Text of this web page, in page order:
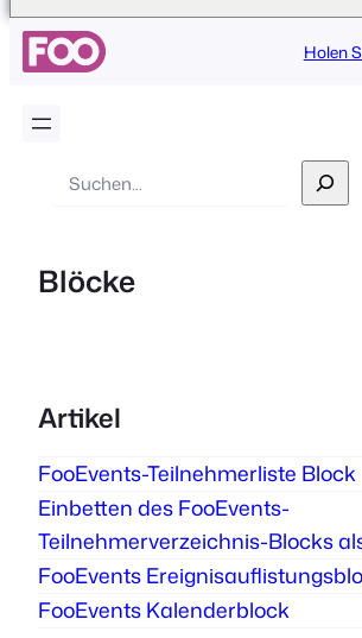
Holen
Suche
Blöcke
Artikel
FooEvents-Teilnehmerliste Block
Einbetten des FooEvents-
Teilnehmerverzeichnis-Blocks
FooEvents
FooEvents Kalenderblock